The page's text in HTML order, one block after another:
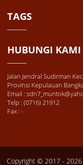
TAGS
HUBUNGI KAMI
Jalan Jendral Sudirman
Provinsi Kepulauan
Email :
Telp : (0716) 21912
Fax : -
Copyright © 2017 - 2026